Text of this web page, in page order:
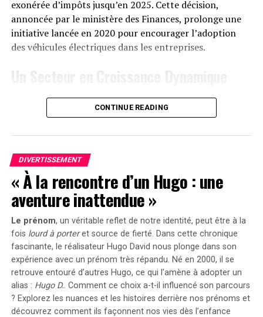
DON'T MISS
Auston Trusty brille avec son premier but pour Sheffield
United lors de la victoire en EFL Cup !
d’Anker SOLIX ainsi que sur Amazon au prix standard de
1299 euros. Cependant, une offre promotionnelle
« early bird » sera active du20 janvier au 23 février
2025, permettant aux acheteurs intéressés d’acquérir
le Solarbank 2 AC représente une avancée significative
engagement envers la durabilité environnementale.
exonérée d’impôts jusqu’en 2025. Cette décision,
annoncée par le ministère des Finances, prolonge une
initiative lancée en 2020 pour encourager l’adoption
des véhicules électriques dans les entreprises.
Cette prolongation intervient à un moment clé, alors
que le marché des voitures électriques continue
En2023, les particuliers représentent désormais 84%
des acquisitions de véhicules électriques, contre
seulement 68% en 2018.
Concrètement,cette mesure permet aux sociétés
d’installer gratuitement des bornes de recharge pour
leurs employés sans impact fiscal. Les frais liés à
l’électricité pour ces recharges ne seront pas pris en
compte dans le calcul des avantages en nature. De plus,
un abattement de 50% sur ces avantages est maintenu
avec un plafond révisé à environ 2000 euros pour
l’année prochaine.
CONTINUE READING
DIVERTISSEMENT
« À la rencontre d’un Hugo : une
aventure inattendue »
Le prénom, un véritable reflet de notre identité, peut être à la
fois lourd à porteret source de fierté. Dans cette chronique
fascinante, le réalisateur Hugo David nous plonge dans son
expérience avec un prénom très répandu. Né en 2000, il se
retrouve entouré d’autres Hugo, ce qui l’amène à adopter un
alias : Hugo D.. Comment ce choix a-t-il influencé son parcours
? Explorez les nuances et les histoires derrière nos prénoms et
découvrez comment ils façonnent nos vies dès l’enfance